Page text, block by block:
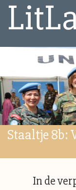
het
inhoud
Staaltje 8b:
In de